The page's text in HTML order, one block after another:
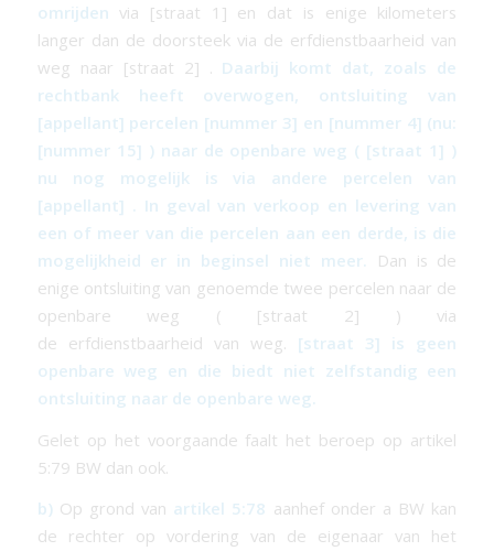
omrijden via [straat 1] en dat is enige kilometers
langer dan de doorsteek via de erfdienstbaarheid van
weg naar [straat 2] . Daarbij komt dat, zoals de
rechtbank heeft overwogen, ontsluiting van
[appellant] percelen [nummer 3] en [nummer 4] (nu:
[nummer 15] ) naar de openbare weg ( [straat 1] )
nu nog mogelijk is via andere percelen van
[appellant] . In geval van verkoop en levering van
een of meer van die percelen aan een derde, is die
mogelijkheid er in beginsel niet meer. Dan is de
enige ontsluiting van genoemde twee percelen naar de
openbare weg ( [straat 2] ) via
de erfdienstbaarheid van weg. [straat 3] is geen
openbare weg en die biedt niet zelfstandig een
ontsluiting naar de openbare weg.
Gelet op het voorgaande faalt het beroep op artikel
5:79 BW dan ook.
b) Op grond van artikel 5:78 aanhef onder a BW kan
de rechter op vordering van de eigenaar van het